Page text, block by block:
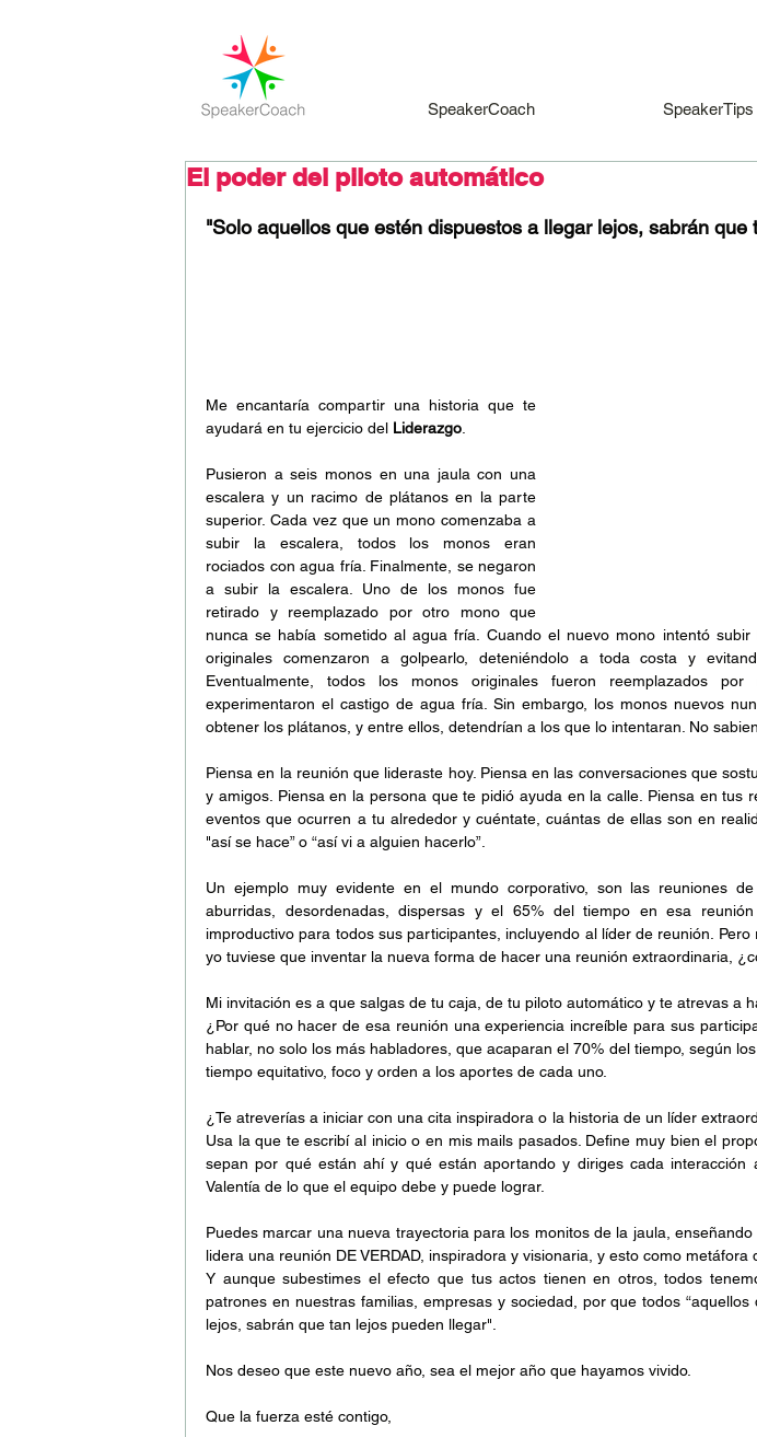
SpeakerCoach SpeakerTips
El poder del piloto automático
"Solo aquellos que estén dispuestos a llegar lejos, sabrán que
Me encantaría compartir una historia que te
ayudará en tu ejercicio del Liderazgo
Pusieron a seis monos en una jaula con una
escalera y un racimo de plátanos en la parte
superior. Cada vez que un mono comenzaba a
subir la escalera, todos los monos eran
rociados con agua fría. Finalmente, se negaron
a subir la escalera. Uno de los monos fue
retirado y reemplazado por otro mono que
nunca se había sometido al agua fría. Cuando el nuevo mono intentó
originales comenzaron a golpearlo, deteniéndolo a toda costa y
Eventualmente, todos los monos originales fueron reemplazados
experimentaron el castigo de agua fría. Sin embargo, los monos nuevos
obtener los plátanos, y entre ellos, detendrían a los que lo intentaran. No
Piensa en la reunión que lideraste hoy. Piensa en las conversaciones que
y amigos. Piensa en la persona que te pidió ayuda en la calle. Piensa en tus
eventos que ocurren a tu alrededor y cuéntate, cuántas de ellas son en
"así se hace” o “así vi a alguien hacerlo”.
Un ejemplo muy evidente en el mundo corporativo, son las reuniones
aburridas, desordenadas, dispersas y el 65% del tiempo en esa
improductivo para todos sus participantes, incluyendo al líder de reunión.
yo tuviese que inventar la nueva forma de hacer una reunión extraordinaria,
Mi invitación es a que salgas de tu caja, de tu piloto automático y te atrevas a
¿Por qué no hacer de esa reunión una experiencia increíble para sus
hablar, no solo los más habladores, que acaparan el 70% del tiempo, según
tiempo equitativo, foco y orden a los aportes de cada uno.
¿Te atreverías a iniciar con una cita inspiradora o la historia de un líder
Usa la que te escribí al inicio o en mis mails pasados. Define muy bien el
sepan por qué están ahí y qué están aportando y diriges cada interacción
Valentía de lo que el equipo debe y puede lograr.
Puedes marcar una nueva trayectoria para los monitos de la jaula,
lidera una reunión DE VERDAD, inspiradora y visionaria, y esto como metáfora
Y aunque subestimes el efecto que tus actos tienen en otros, todos
patrones en nuestras familias, empresas y sociedad, por que todos
lejos, sabrán que tan lejos pueden llegar".
Nos deseo que este nuevo año, sea el mejor año que hayamos vivido.
Que la fuerza esté contigo,